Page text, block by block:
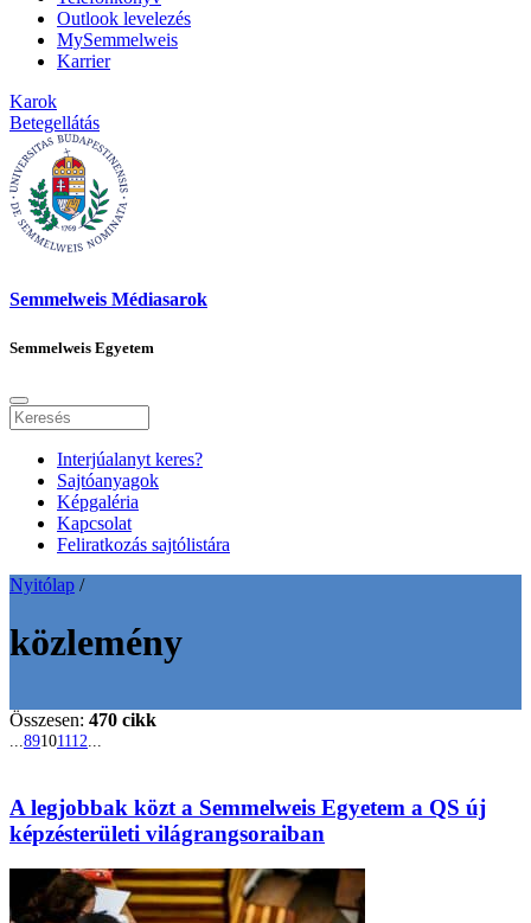
Outlook levelezés
MySemmelweis
Karrier
Karok
Betegellátás
Semmelweis Médiasarok
Semmelweis Egyetem
Interjúalanyt keres?
Sajtóanyagok
Képgaléria
Kapcsolat
Feliratkozás sajtólistára
Nyitólap /
közlemény
Összesen: 470 cikk
89101112
A legjobbak közt a Semmelweis Egyetem a QS új
képzésterületi világrangsoraiban